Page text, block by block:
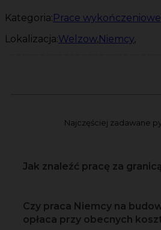
Kategoria:Prace wykończeniowe
Lokalizacja:Welzow,Niemcy,
Najczęściej zadawane
Jak znaleźć pracę za
Czy praca Niemcy na
opłaca przy obecnych